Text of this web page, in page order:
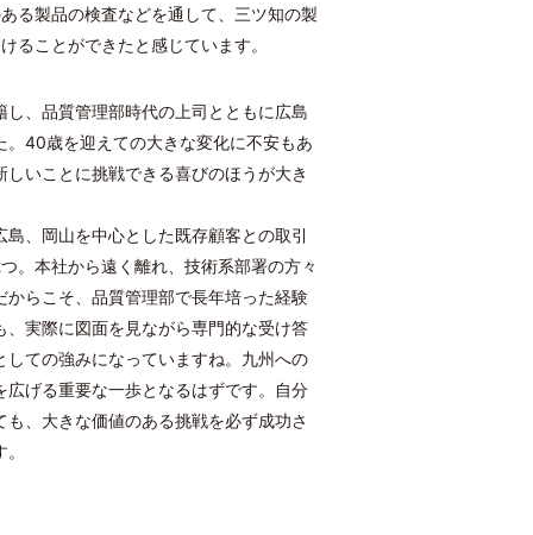
る製品の検査などを通して、三ツ知の製
ることができたと感じています。
し、品質管理部時代の上司とともに広島
。40歳を迎えての大きな変化に不安もあ
いことに挑戦できる喜びのほうが大き
、岡山を中心とした既存顧客との取引
。本社から遠く離れ、技術系部署の方々
からこそ、品質管理部で長年培った経験
、実際に図面を見ながら専門的な受け答
しての強みになっていますね。九州への
広げる重要な一歩となるはずです。自分
、大きな価値のある挑戦を必ず成功さ